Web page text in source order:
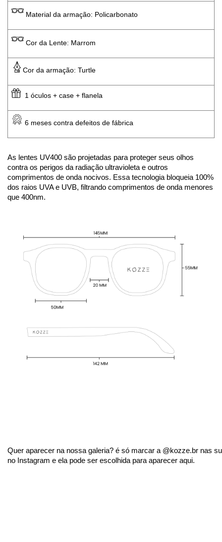
Material da armação: Policarbonato
Cor da Lente: Marrom
Cor da armação: Turtle
1 óculos + case + flanela
6 meses contra defeitos de fábrica
As lentes UV400 são projetadas para proteger seus olhos
contra os perigos da radiação ultravioleta e outros
comprimentos de onda nocivos. Essa tecnologia bloqueia 100%
dos raios UVA e UVB, filtrando comprimentos de onda menores
que 400nm.
Quer aparecer na nossa galeria? é só marcar a @kozze.br nas
no Instagram e ela pode ser escolhida para aparecer aqui.